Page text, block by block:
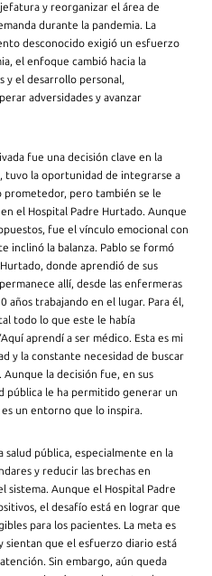
y reorganizar el área de
durante la pandemia. La
desconocido exigió un esfuerzo
el enfoque cambió hacia la
y el desarrollo personal,
adversidades y avanzar
fue una decisión clave en la
tuvo la oportunidad de integrarse a
prometedor, pero también se le
el Hospital Padre Hurtado. Aunque
fue el vínculo emocional con
inclinó la balanza. Pablo se formó
donde aprendió de sus
allí, desde las enfermeras
años trabajando en el lugar. Para él,
todo lo que este le había
aprendí a ser médico. Esta es mi
y la constante necesidad de buscar
la decisión fue, en sus
pública le ha permitido generar un
un entorno que lo inspira.
salud pública, especialmente en la
y reducir las brechas en
sistema. Aunque el Hospital Padre
el desafío está en lograr que
para los pacientes. La meta es
sientan que el esfuerzo diario está
Sin embargo, aún queda